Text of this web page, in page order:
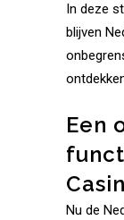
In deze
blijven
Een
Nu de